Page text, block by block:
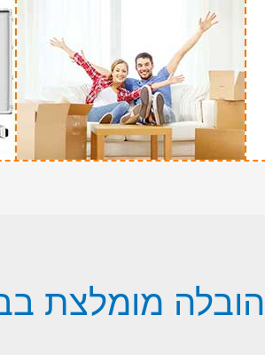
הובלה מומלצת